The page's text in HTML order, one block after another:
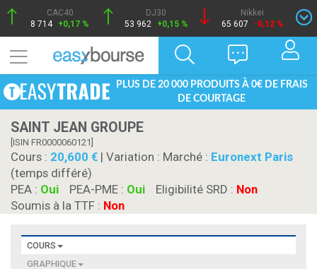
CAC40
8 714 +0,17 %
DJ30
53 962
+0,15 %
Nikkei
65 607
-0,12 %
PLUS DE 20 000 PRODUITS À 0€ DE FRAIS
DE COURTAGE
SAINT JEAN GROUPE
[ISIN FR0000060121]
Cours : 20,600 | Variation : Marché : Euronext Paris
(temps différé)
PEA : Oui PEA-PME : Oui Eligibilité SRD : Non
Soumis à la TTF : Non
COURS
GRAPHIQUE